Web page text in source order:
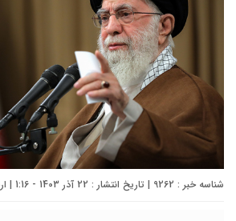
شناسه خبر : 9262 | تاریخ انتشار : 22 آذر 1403 - 1:16 | ارسال توسط :